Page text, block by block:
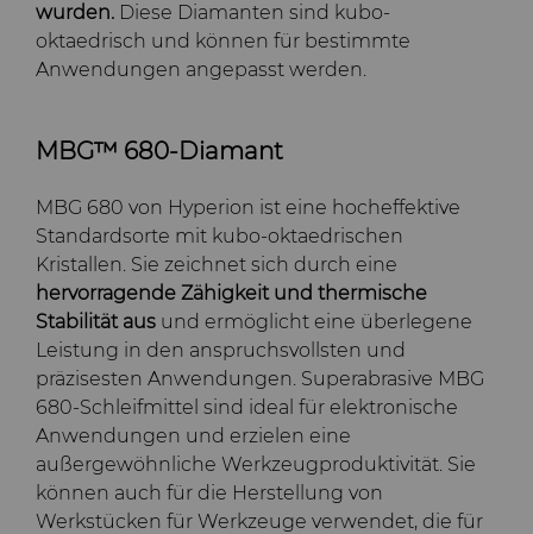
wurden. Diese Diamanten sind kubo-
oktaedrisch und können für bestimmte
Anwendungen angepasst werden.
MBG™ 680-Diamant
MBG 680 von Hyperion ist eine hocheffektive
Standardsorte mit kubo-oktaedrischen
Kristallen. Sie zeichnet sich durch eine
hervorragende Zähigkeit und thermische
Stabilität aus und ermöglicht eine überlegene
Leistung in den anspruchsvollsten und
präzisesten Anwendungen. Superabrasive MBG
680-Schleifmittel sind ideal für elektronische
Anwendungen und erzielen eine
außergewöhnliche Werkzeugproduktivität. Sie
können auch für die Herstellung von
Werkstücken für Werkzeuge verwendet, die für